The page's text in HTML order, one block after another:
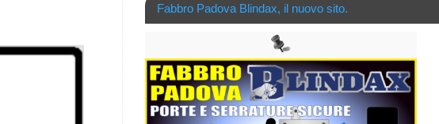
Fabbro Padova Blindax, il nuovo sito.